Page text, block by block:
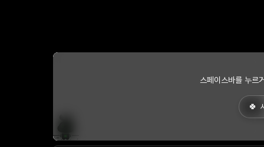
스페이스바를 누르